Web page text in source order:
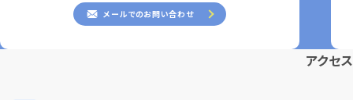
メールでのお問い合わせ
アクセス